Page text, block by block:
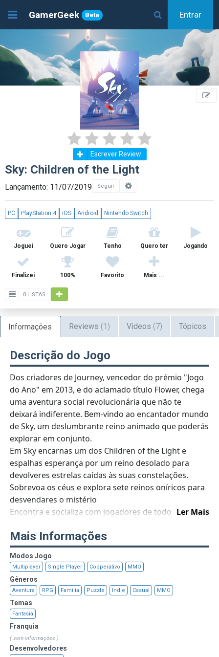
GamerGeek Beta Entrar
Escrever Review
Sky: Children of the Light
Lançamento: 11/07/2019 Seguir
PC PlayStation 4 iOS Android Nintendo Switch
Joguei Quero Jogar Tenho Quero ter Jogando
Finalizei 100% Favorito Mais ...
0 LISTAS
Informações Reviews (1) Videos (7) Tópicos
Descrição do Jogo
Ler Mais
Dos criadores de Journey, vencedor do prémio "Jogo
do Ano" em 2013, e do aclamado título Flower, chega
uma aventura social revolucionária que não te
deixará indiferente. Bem-vindo ao encantador mundo
de Sky, um deslumbrante reino animado que poderás
explorar em conjunto.
Em Sky encarnas um dos Children of the Light e
espalhas esperança por um reino desolado para
devolveres estrelas caídas às suas constelações.
Sobrevoa os céus e explora sete reinos oníricos para
desvendares o mistério
Encontra e socializa com jogadores de todo o mundo
de personalização
Une forças com outros jogadores para te
aventurares em reinos obscuros, salvares
espíritos e desvendares tesouros antigos
Oferece velas de luz para mostrares o teu
apreço pelos outros e criares amizades
Participa numa experiência musical única que te
permite criar harmonias em conjunto
Entra num mundo em constante crescimento
que conta com novas atrações, incluindo
Mais Informações
Modos Jogo
Multiplayer Single Player Cooperativo MMO
Gêneros
Aventura RPG Familia Puzzle Indie Casual MMO
Temas
Fantasia
Franquia
( sem informações )
Desenvolvedores